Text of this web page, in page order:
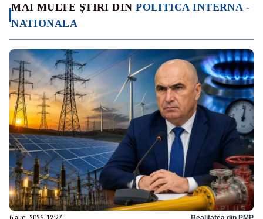
MAI MULTE ȘTIRI DINPOLITICA INTERNA -
NATIONALA